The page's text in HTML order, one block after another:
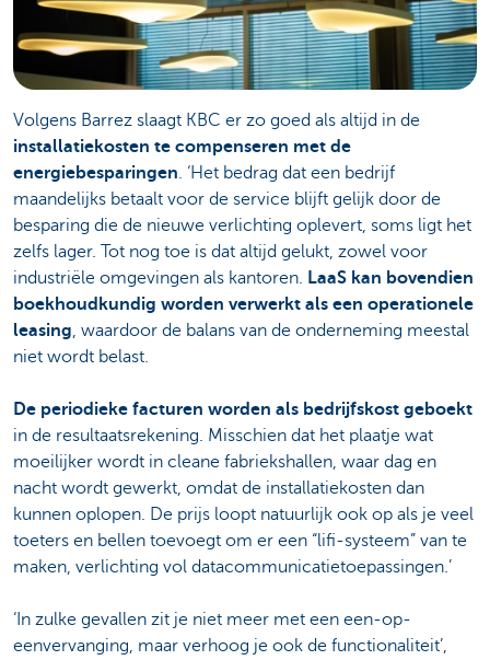
Volgens Barrez slaagt KBC er zo goed als altijd in de
installatiekosten te compenseren met de
energiebesparingen. ‘Het bedrag dat een bedrijf
maandelijks betaalt voor de service blijft gelijk door de
besparing die de nieuwe verlichting oplevert, soms ligt het
zelfs lager. Tot nog toe is dat altijd gelukt, zowel voor
industriële omgevingen als kantoren. LaaS kan bovendien
boekhoudkundig worden verwerkt als een operationele
leasing, waardoor de balans van de onderneming meestal
niet wordt belast.
De periodieke facturen worden als bedrijfskost geboekt
in de resultaatsrekening. Misschien dat het plaatje wat
moeilijker wordt in cleane fabriekshallen, waar dag en
nacht wordt gewerkt, omdat de installatiekosten dan
kunnen oplopen. De prijs loopt natuurlijk ook op als je veel
toeters en bellen toevoegt om er een “lifi-systeem” van te
maken, verlichting vol datacommunicatietoepassingen.’
‘In zulke gevallen zit je niet meer met een een-op-
eenvervanging, maar verhoog je ook de functionaliteit’,